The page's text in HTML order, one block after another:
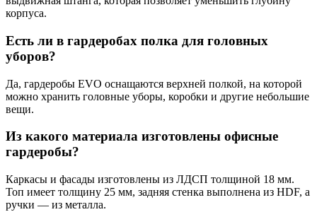
корпуса.
Есть ли в гардеробах полка для головных
уборов?
Да, гардеробы EVO оснащаются верхней полкой, на которой
можно хранить головные уборы, коробки и другие небольшие
вещи.
Из какого материала изготовлены офисные
гардеробы?
Каркасы и фасады изготовлены из ЛДСП толщиной 18 мм.
Топ имеет толщину 25 мм, задняя стенка выполнена из HDF, а
ручки — из металла.